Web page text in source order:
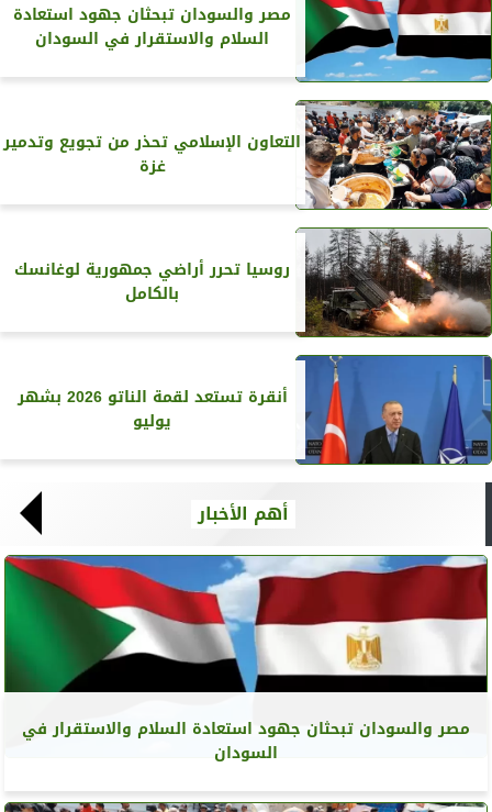
مصر والسودان تبحثان جهود استعادة
السلام والاستقرار في السودان
التعاون الإسلامي تحذر من تجويع وتدمير
غزة
روسيا تحرر أراضي جمهورية لوغانسك
بالكامل
أنقرة تستعد لقمة الناتو 2026 بشهر
يوليو
أهم الأخبار
مصر والسودان تبحثان جهود استعادة السلام والاستقرار في
السودان